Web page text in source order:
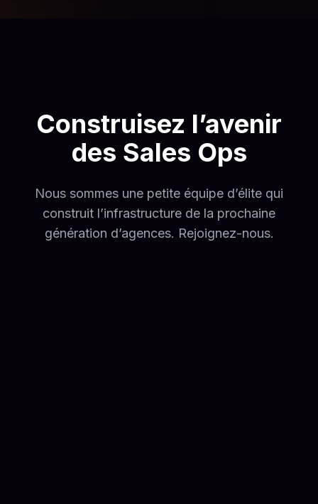
Construisez l’avenir
des Sales Ops
Nous sommes une petite équipe d’élite qui
construit l’infrastructure de la prochaine
génération d’agences. Rejoignez-nous.